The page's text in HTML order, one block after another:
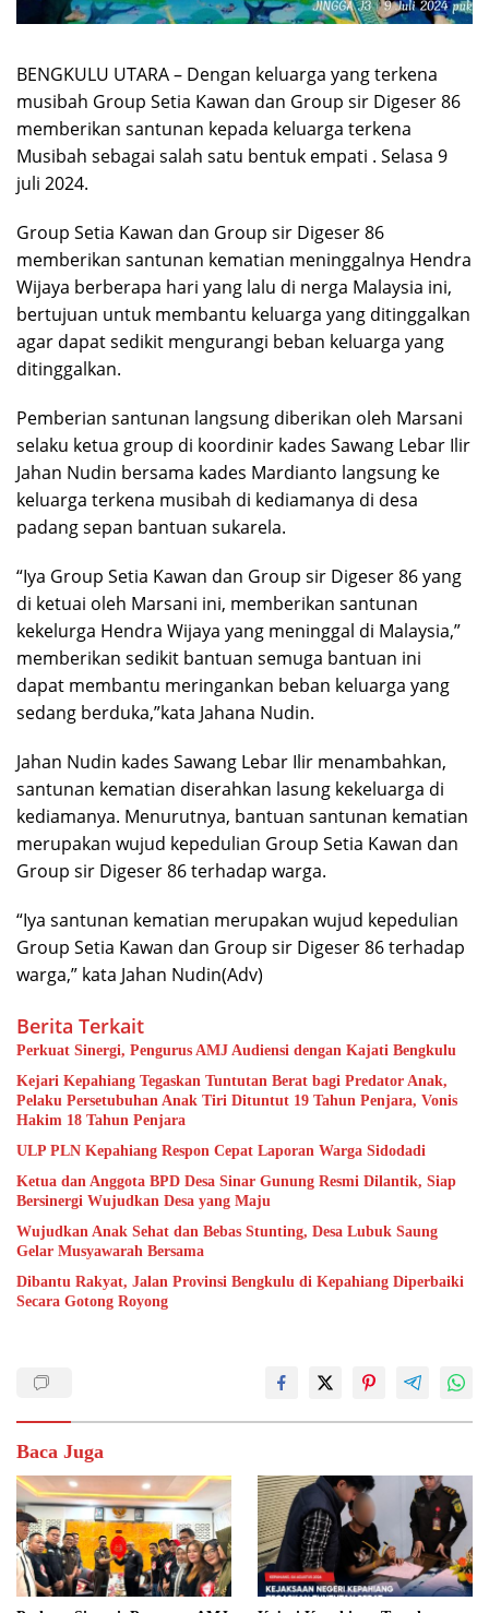
BENGKULU UTARA – Dengan keluarga yang terkena
musibah Group Setia Kawan dan Group sir Digeser 86
memberikan santunan kepada keluarga terkena
Musibah sebagai salah satu bentuk empati . Selasa 9
juli 2024.
Group Setia Kawan dan Group sir Digeser 86
memberikan santunan kematian meninggalnya Hendra
Wijaya berberapa hari yang lalu di nerga Malaysia ini,
bertujuan untuk membantu keluarga yang ditinggalkan
agar dapat sedikit mengurangi beban keluarga yang
ditinggalkan.
Pemberian santunan langsung diberikan oleh Marsani
selaku ketua group di koordinir kades Sawang Lebar Ilir
Jahan Nudin bersama kades Mardianto langsung ke
keluarga terkena musibah di kediamanya di desa
padang sepan bantuan sukarela.
“Iya Group Setia Kawan dan Group sir Digeser 86 yang
di ketuai oleh Marsani ini, memberikan santunan
kekelurga Hendra Wijaya yang meninggal di Malaysia,”
memberikan sedikit bantuan semuga bantuan ini
dapat membantu meringankan beban keluarga yang
sedang berduka,”kata Jahana Nudin.
Jahan Nudin kades Sawang Lebar Ilir menambahkan,
santunan kematian diserahkan lasung kekeluarga di
kediamanya. Menurutnya, bantuan santunan kematian
merupakan wujud kepedulian Group Setia Kawan dan
Group sir Digeser 86 terhadap warga.
“Iya santunan kematian merupakan wujud kepedulian
Group Setia Kawan dan Group sir Digeser 86 terhadap
warga,” kata Jahan Nudin(Adv)
Berita Terkait
Perkuat Sinergi, Pengurus AMJ Audiensi dengan Kajati Bengkulu
Kejari Kepahiang Tegaskan Tuntutan Berat bagi Predator Anak,
Pelaku Persetubuhan Anak Tiri Dituntut 19 Tahun Penjara, Vonis
Hakim 18 Tahun Penjara
ULP PLN Kepahiang Respon Cepat Laporan Warga Sidodadi
Ketua dan Anggota BPD Desa Sinar Gunung Resmi Dilantik, Siap
Bersinergi Wujudkan Desa yang Maju
Wujudkan Anak Sehat dan Bebas Stunting, Desa Lubuk Saung
Gelar Musyawarah Bersama
Dibantu Rakyat, Jalan Provinsi Bengkulu di Kepahiang Diperbaiki
Secara Gotong Royong
Baca Juga